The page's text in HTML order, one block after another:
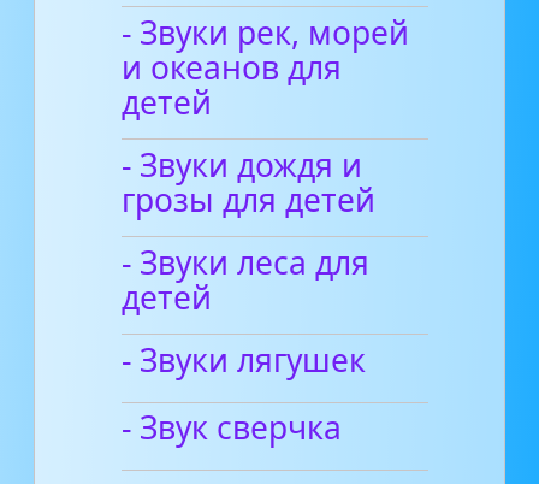
- Звуки рек, морей
и океанов для
детей
- Звуки дождя и
грозы для детей
- Звуки леса для
детей
- Звуки лягушек
- Звук сверчка